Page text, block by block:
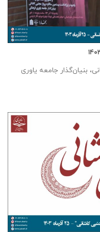
بنیان‌گذار جامعه یاوری